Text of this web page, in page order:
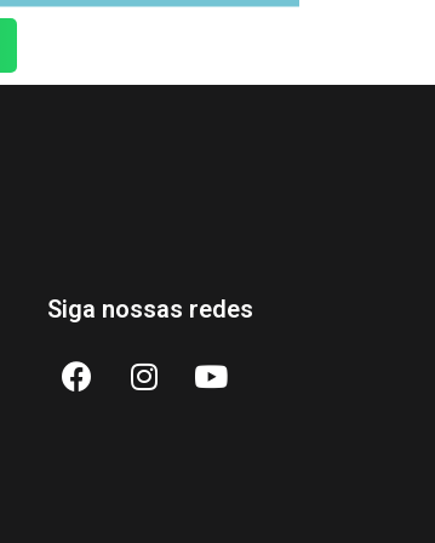
Siga nossas redes